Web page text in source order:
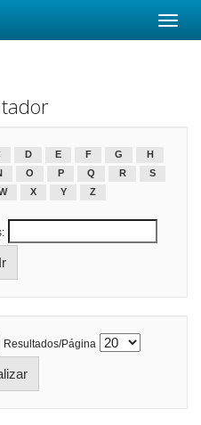
D E F G
H
O P Q R
S
X Y Z
Resultados/Página